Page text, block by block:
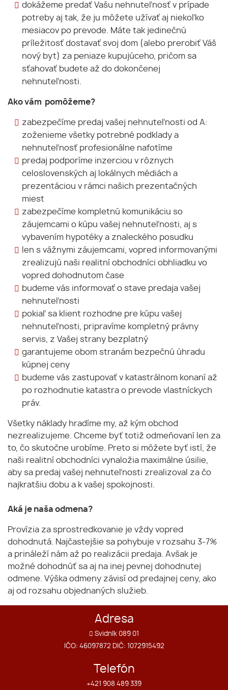
dokážeme predať Vašu nehnuteľnosť v prípade
potreby aj tak, že ju môžete užívať aj niekoľko
mesiacov po prevode. Máte tak jedinečnú
príležitosť dostavať svoj dom (alebo prerobiť Váš
nový byt) za peniaze kupujúceho, pričom sa
sťahovať budete až do dokončenej
nehnuteľnosti.
Ako vám pomôžeme?
zabezpečíme predaj vašej nehnuteľnosti od A:
zoženieme všetky potrebné podklady a
nehnuteľnosť profesionálne nafotíme
predaj podporíme inzerciou v rôznych
celoslovenských aj lokálnych médiách a
prezentáciou v rámci našich prezentačných
miest
zabezpečíme kompletnú komunikáciu so
záujemcami o kúpu vašej nehnuteľnosti, aj s
vybavením hypotéky a znaleckého posudku
len s vážnymi záujemcami, vopred informovanými
zrealizujú naši realitní obchodníci obhliadku vo
vopred dohodnutom čase
budeme vás informovať o stave predaja vašej
nehnuteľnosti
pokiaľ sa klient rozhodne pre kúpu vašej
nehnuteľnosti, pripravíme kompletný právny
servis, z Vašej strany bezplatný
garantujeme obom stranám bezpečnú úhradu
kúpnej ceny
budeme vás zastupovať v katastrálnom konaní až
po rozhodnutie katastra o prevode vlastníckych
práv.
Všetky náklady hradíme my, až kým obchod
nezrealizujeme. Chceme byť totiž odmeňovaní len za
to, čo skutočne urobíme. Preto si môžete byť istí, že
naši realitní obchodníci vynaložia maximálne úsilie,
aby sa predaj vašej nehnuteľnosti zrealizoval za čo
najkratšiu dobu a k vašej spokojnosti.
Aká je naša odmena?
Provízia za sprostredkovanie je vždy vopred
dohodnutá. Najčastejšie sa pohybuje v rozsahu 3-7%
a prináleží nám až po realizácii predaja. Avšak je
možné dohodnúť sa aj na inej pevnej dohodnutej
odmene. Výška odmeny závisí od predajnej ceny, ako
aj od rozsahu objednaných služieb.
Adresa
Svidník 089 01
IČO: 46097872 DIČ: 1072915492
Telefón
+421 908 489 339